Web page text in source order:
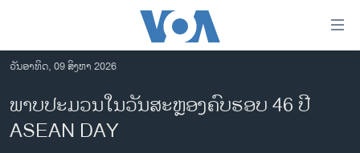
ເຂົ້າ
ຂ້າມ
ຂ້າມ
ລາວ
ອາເມຣິກາ
ວັນອາທິດ, 09 ສິງຫາ 2026
ພາບປະມວນໃນວັນສະຫຼອງຄົບຮອບ 46 ປີ
ASEAN DAY